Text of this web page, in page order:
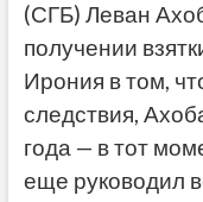
(СГБ) Леван
получении
Ирония в том,
следствия,
года — в тот
еще руководил